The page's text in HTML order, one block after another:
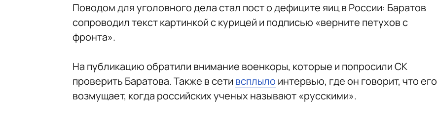
Поводом для уголовного дела стал пост о дефиците яиц в России: Баратов
сопроводил текст картинкой с курицей и подписью «верните петухов с
фронта».
На публикацию обратили внимание военкоры, которые и попросили СК
проверить Баратова. Также в сети всплыло интервью, где он говорит, что его
возмущает, когда российских ученых называют «русскими».